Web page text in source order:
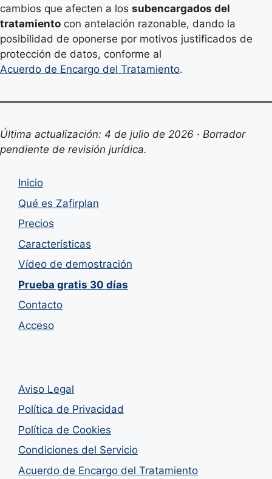
cambios que afecten a los subencargados del
tratamiento con antelación razonable, dando la
posibilidad de oponerse por motivos justificados de
protección de datos, conforme al
Acuerdo de Encargo del Tratamiento.
Última actualización: 4 de julio de 2026 · Borrador
pendiente de revisión jurídica.
Inicio
Qué es Zafirplan
Precios
Características
Vídeo de demostración
Prueba gratis 30 días
Contacto
Acceso
Aviso Legal
Política de Privacidad
Política de Cookies
Condiciones del Servicio
Acuerdo de Encargo del Tratamiento